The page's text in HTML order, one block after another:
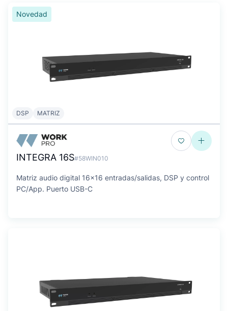
Novedad
DSP MATRIZ
INTEGRA 16S#58WIN010
Matriz audio digital 16x16 entradas/salidas, DSP y control
PC/App. Puerto USB-C